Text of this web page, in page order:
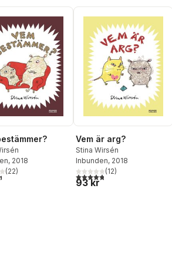
, 2018
5 stjärnor. Totalt antal röster:
(22)
Vem är arg?
Stina Wirsén
Inbunden, 2018
4,8utav 5 stjärnor. Totalt
(12)
93 kr